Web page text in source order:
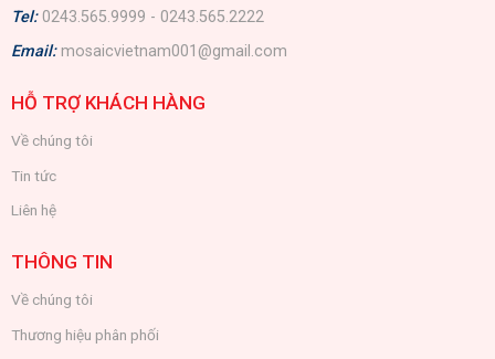
Tel: 0243.565.9999 - 0243.565.2222
Email: mosaicvietnam001@gmail.com
HỖ TRỢ KHÁCH HÀNG
Về chúng tôi
Tin tức
Liên hệ
THÔNG TIN
Về chúng tôi
Thương hiệu phân phối